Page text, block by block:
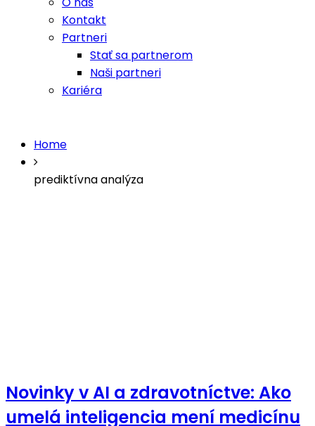
Kontakt
Partneri
Stať sa partnerom
Naši partneri
Kariéra
Home
prediktívna analýza
Novinky v AI a zdravotníctve: Ako
umelá inteligencia mení medicínu